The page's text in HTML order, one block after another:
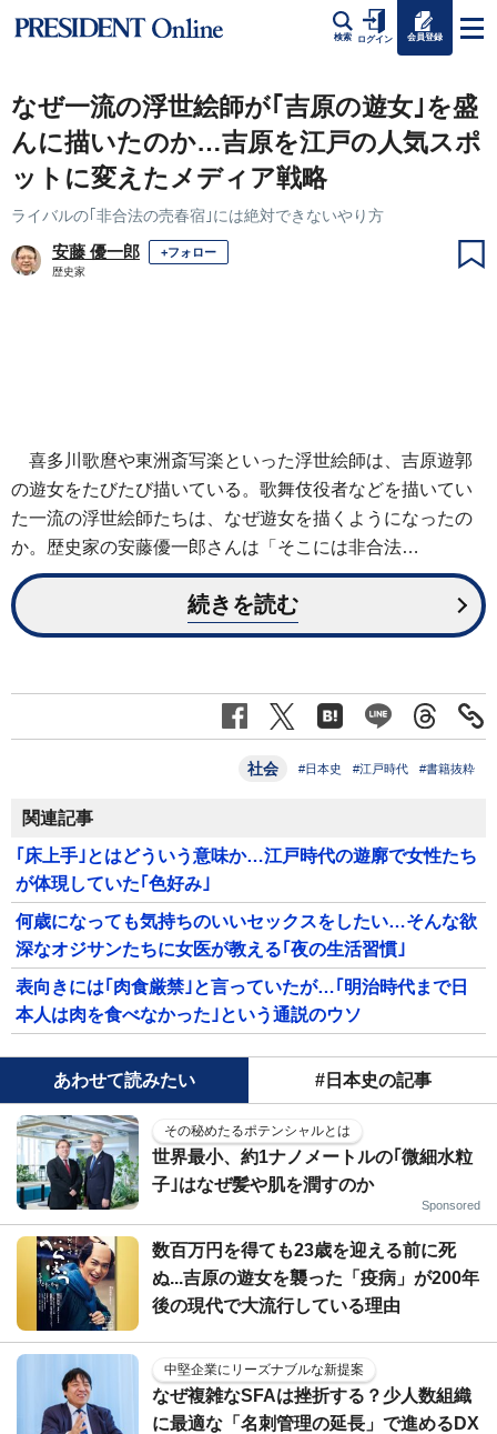
検索 ログイン 会員登録
なぜ一流の浮世絵師が｢吉原の遊女｣を盛
んに描いたのか…吉原を江戸の人気スポ
ットに変えたメディア戦略
ライバルの｢非合法の売春宿｣には絶対できないやり方
安藤 優一郎 +フォロー
歴史家
喜多川歌麿や東洲斎写楽といった浮世絵師は、吉原遊郭
の遊女をたびたび描いている。歌舞伎役者などを描いてい
た一流の浮世絵師たちは、なぜ遊女を描くようになったの
か。歴史家の安藤優一郎さんは「そこには非合法…
続きを読む
社会 #日本史 #江戸時代 #書籍抜粋
関連記事
｢床上手｣とはどういう意味か…江戸時代の遊廓で女性たち
が体現していた｢色好み｣
何歳になっても気持ちのいいセックスをしたい…そんな欲
深なオジサンたちに女医が教える｢夜の生活習慣｣
表向きには｢肉食厳禁｣と言っていたが…｢明治時代まで日
本人は肉を食べなかった｣という通説のウソ
あわせて読みたい #日本史の記事
その秘めたるポテンシャルとは
世界最小、約1ナノメートルの｢微細水粒
子｣はなぜ髪や肌を潤すのか
Sponsored
数百万円を得ても23歳を迎える前に死
ぬ...吉原の遊女を襲った「疫病」が200年
後の現代で大流行している理由
中堅企業にリーズナブルな新提案
なぜ複雑なSFAは挫折する？少人数組織
に最適な「名刺管理の延長」で進めるDX